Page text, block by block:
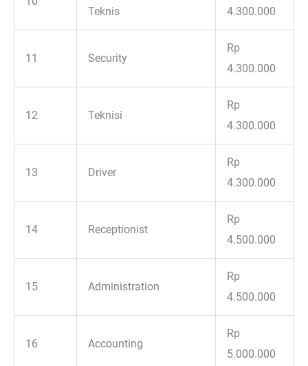
Teknis 4.300.000
11 Security
Rp
4.300.000
12 Teknisi
Rp
4.300.000
13 Driver
Rp
4.300.000
14 Receptionist
Rp
4.500.000
15 Administration
Rp
4.500.000
16 Accounting
Rp
5.000.000